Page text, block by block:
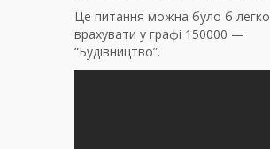
Це питання можна було б легко
врахувати у графі 150000 —
“Будівництво”.